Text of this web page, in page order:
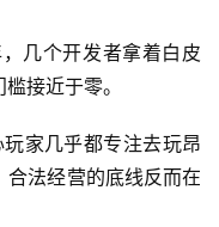
几个开发者拿着白皮
接近于零。
家几乎都专注去玩昂
法经营的底线反而在